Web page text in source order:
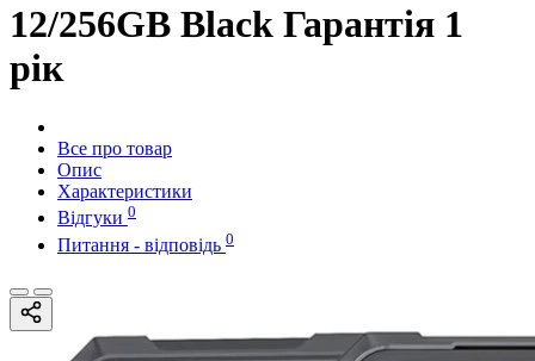
12/256GB Black Гарантія 1
рік
Все про товар
Опис
Характеристики
Відгуки 0
Питання - відповідь 0